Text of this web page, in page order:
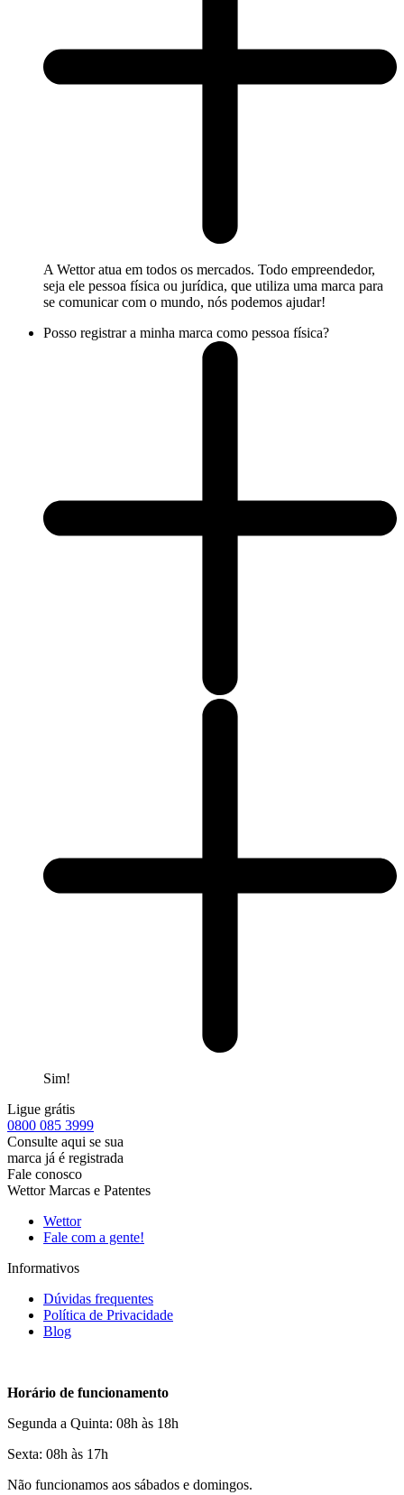
A Wettor atua em todos os mercados. Todo empreendedor,
seja ele pessoa física ou jurídica, que utiliza uma marca para
se comunicar com o mundo, nós podemos ajudar!
Posso registrar a minha marca como pessoa física?
Sim!
Ligue grátis
0800 085 3999
Consulte aqui se sua
marca já é registrada
Fale conosco
Wettor Marcas e Patentes
Wettor
Fale com a gente!
Informativos
Dúvidas frequentes
Política de Privacidade
Blog
Horário de funcionamento
Segunda a Quinta: 08h às 18h
Sexta: 08h às 17h
Não funcionamos aos sábados e domingos.